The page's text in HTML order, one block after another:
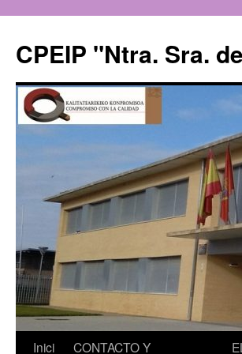
CPEIP "Ntra. Sra.
Saltar
Inici
CONTACTO Y